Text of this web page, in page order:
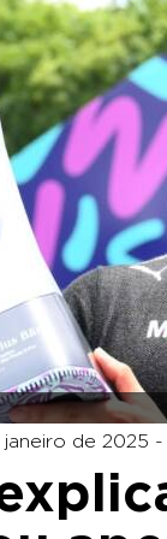
janeiro de 2025 -